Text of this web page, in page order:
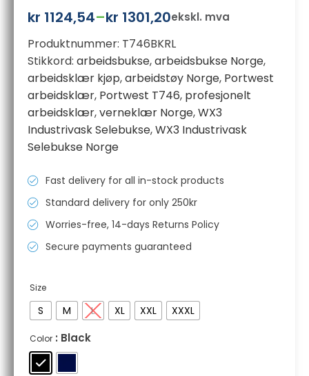
kr 1124,54–kr 1301,20
Prisområde:
kr 1124,54
til
kr 1301,20
ekskl. mva
Produktnummer: T746BKRL
Stikkord: arbeidsbukse,arbeidsbukse Norge,
arbeidsklær kjøp,arbeidstøy Norge, Portwest
arbeidsklær, Portwest T746, profesjonelt
arbeidsklær,verneklær Norge,WX3
Industrivask Selebukse,WX3 Industrivask
Selebukse Norge
Fast delivery for all in-stock products
Standard delivery for only 250kr
Worries-free, 14-days Returns Policy
Secure payments guaranteed
Size
S M L XL XXL XXXL
Color : Black